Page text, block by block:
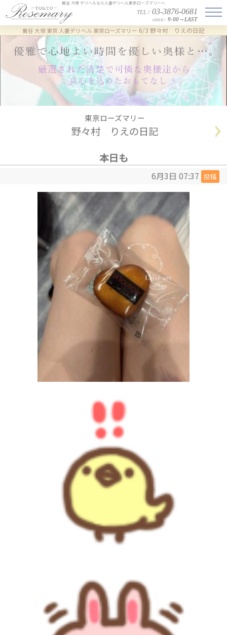
TEL / 03-3876-0681
OPEN / 9:00～LAST
鶯谷 大塚 デリヘルなら人妻デリヘル東京ローズマリーへ
鶯谷 大塚 東京 人妻デリヘル 東京ローズマリー 6/3 野々村 りえの日記
東京ローズマリー
野々村 りえの日記
本日も
6月3日 07:37 投稿